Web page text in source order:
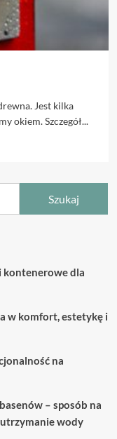
Jest kilka
okiem. Szczegół...
kontenerowe dla
w komfort, estetykę i
na
– sposób na
wody